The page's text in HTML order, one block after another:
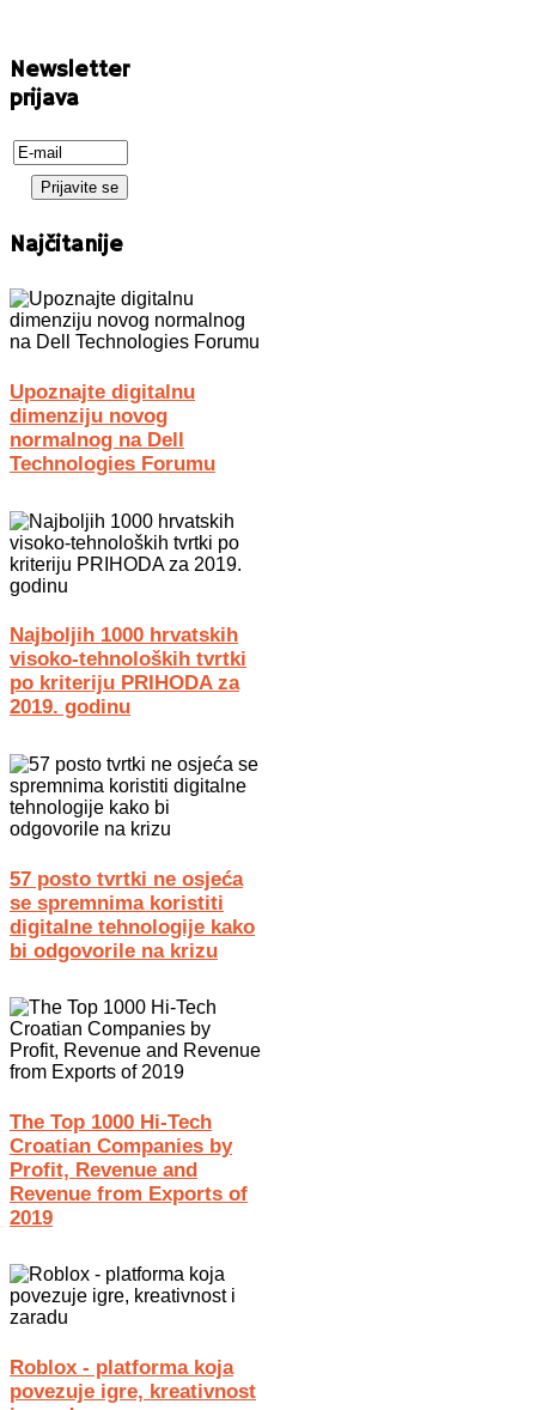
Newsletter
prijava
Najčitanije
Upoznajte digitalnu
dimenziju novog
normalnog na Dell
Technologies Forumu
Najboljih 1000 hrvatskih
visoko-tehnoloških tvrtki
po kriteriju PRIHODA za
2019. godinu
57 posto tvrtki ne osjeća
se spremnima koristiti
digitalne tehnologije kako
bi odgovorile na krizu
The Top 1000 Hi-Tech
Croatian Companies by
Profit, Revenue and
Revenue from Exports of
2019
Roblox - platforma koja
povezuje igre, kreativnost